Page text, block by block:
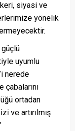
siyasi ve
yönelik
güçlü
uyumlu
nerede
ortadan
ve artırılmış